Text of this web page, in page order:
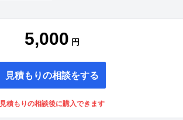
5,000 円
見積もりの相談をする
見積もりの相談後に購入できます